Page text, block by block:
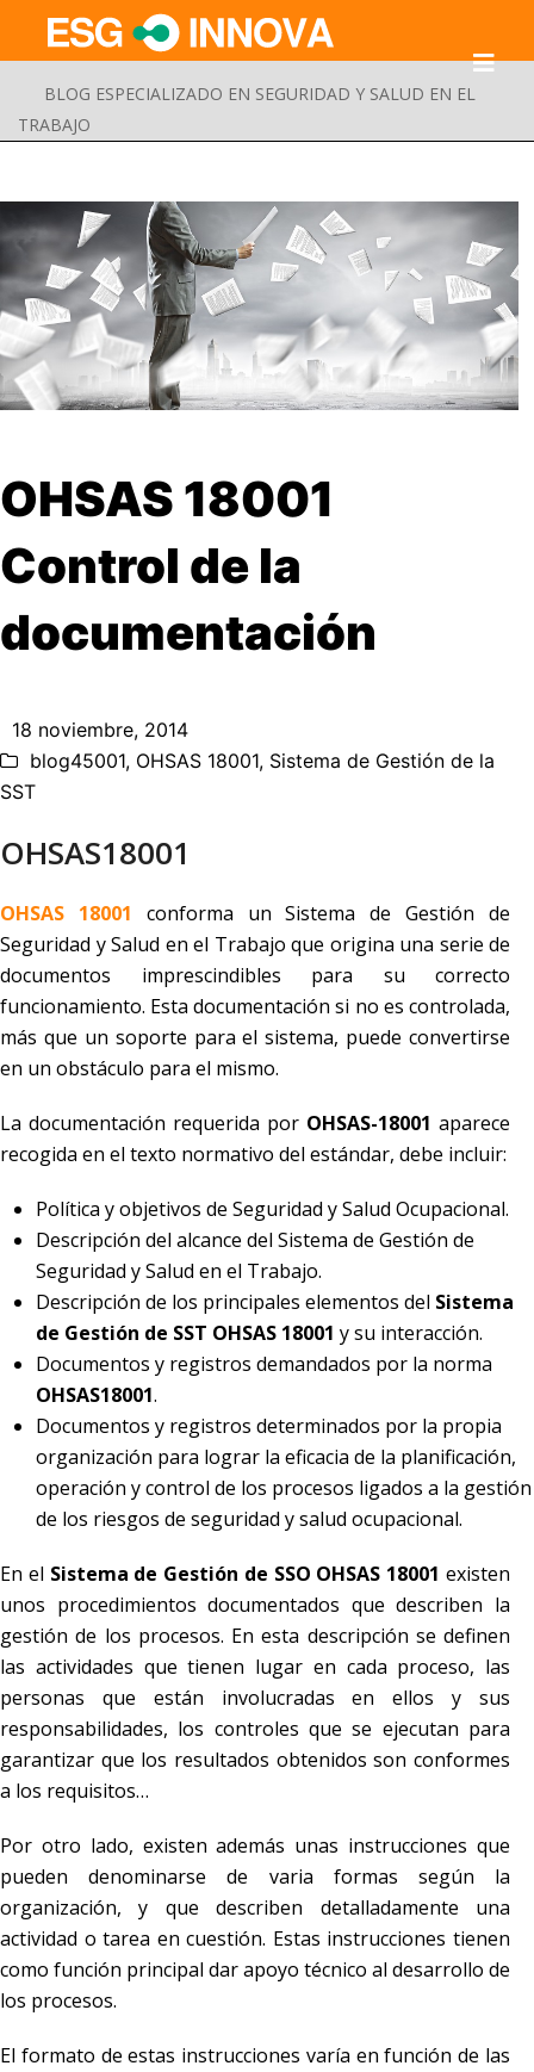
BLOG ESPECIALIZADO EN SEGURIDAD Y SALUD EN EL
TRABAJO
Buscar Enviar
OHSAS 18001
Control de la
documentación
18 noviembre, 2014
blog45001, OHSAS 18001, Sistema de Gestión de la
SST
OHSAS18001
OHSAS 18001 conforma un Sistema de Gestión de
Seguridad y Salud en el Trabajo que origina una serie de
documentos imprescindibles para su correcto
funcionamiento. Esta documentación si no es controlada,
más que un soporte para el sistema, puede convertirse
en un obstáculo para el mismo.
La documentación requerida por OHSAS-18001 aparece
recogida en el texto normativo del estándar, debe incluir:
Política y objetivos de Seguridad y Salud Ocupacional.
Descripción del alcance del Sistema de Gestión de
Seguridad y Salud en el Trabajo.
Descripción de los principales elementos del Sistema
de Gestión de SST OHSAS 18001 y su interacción.
Documentos y registros demandados por la norma
OHSAS18001.
Documentos y registros determinados por la propia
organización para lograr la eficacia de la planificación,
operación y control de los procesos ligados a la gestión
de los riesgos de seguridad y salud ocupacional.
En el Sistema de Gestión de SSO OHSAS 18001 existen
unos procedimientos documentados que describen la
gestión de los procesos. En esta descripción se definen
las actividades que tienen lugar en cada proceso, las
personas que están involucradas en ellos y sus
responsabilidades, los controles que se ejecutan para
garantizar que los resultados obtenidos son conformes
a los requisitos…
Por otro lado, existen además unas instrucciones que
pueden denominarse de varia formas según la
organización, y que describen detalladamente una
actividad o tarea en cuestión. Estas instrucciones tienen
como función principal dar apoyo técnico al desarrollo de
los procesos.
El formato de estas instrucciones varía en función de las